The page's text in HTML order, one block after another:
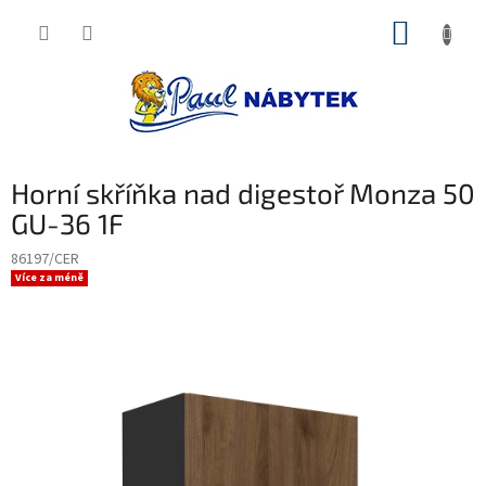
Horní skříňka nad digestoř Monza 50
GU-36 1F
86197/CER
Více za méně